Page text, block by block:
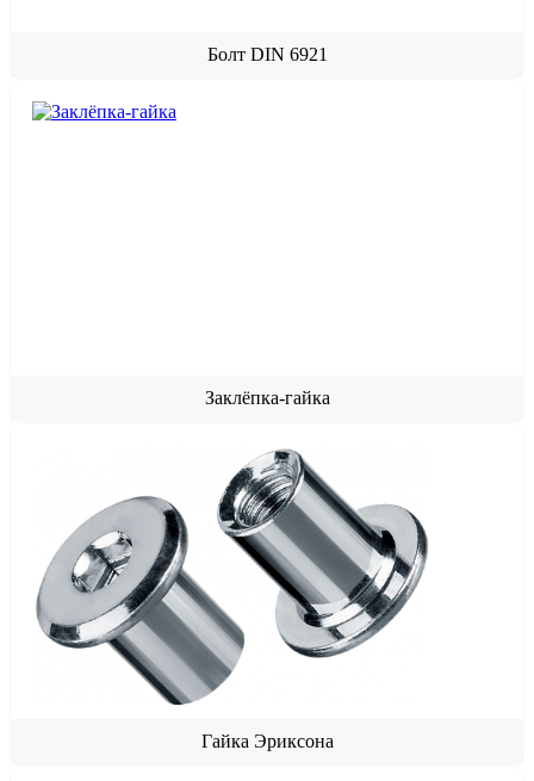
Болт DIN 6921
Заклёпка-гайка
Гайка Эриксона